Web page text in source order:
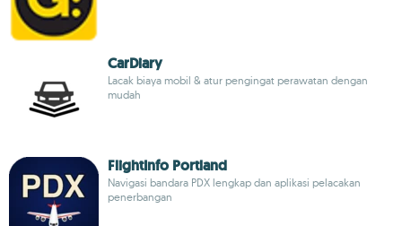
CarDiary
Lacak biaya mobil & atur pengingat perawatan dengan
mudah
FlightInfo Portland
Navigasi bandara PDX lengkap dan aplikasi pelacakan
penerbangan